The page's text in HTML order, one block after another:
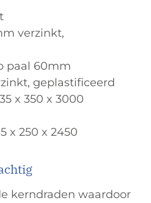
verzinkt,
paal 60mm
geplastificeerd
x 350 x 3000
x 250 x 2450
kerndraden waardoor